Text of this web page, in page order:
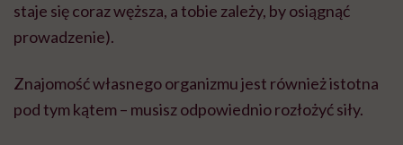
staje się coraz węższa, a tobie zależy, by osiągnąć
prowadzenie).
Znajomość własnego organizmu jest również istotna
pod tym kątem – musisz odpowiednio rozłożyć siły.